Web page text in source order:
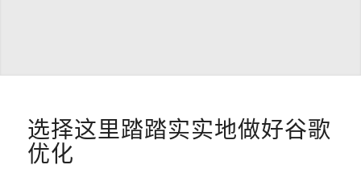
选择这里踏踏实实地做好谷歌
优化